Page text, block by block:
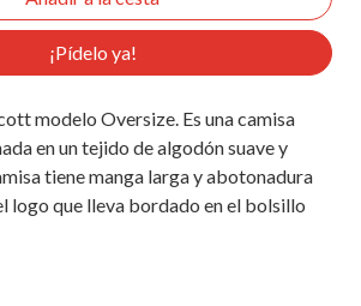
¡Pídelo ya!
modelo Oversize. Es una camisa
en un tejido de algodón suave y
tiene manga larga y abotonadura
logo que lleva bordado en el bolsillo